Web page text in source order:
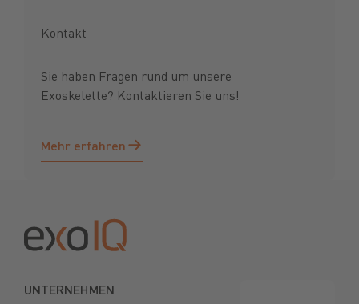
Kontakt
Sie haben Fragen rund um unsere
Exoskelette? Kontaktieren Sie uns!
Mehr erfahren
Mehr erfahren
UNTERNEHMEN